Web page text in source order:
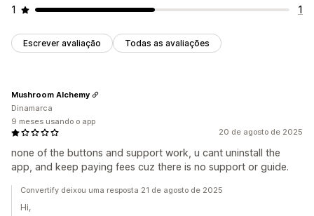
1
1
Escrever avaliação Todas as avaliações
20 de agosto de 2025
none of the buttons and support work, u cant uninstall the
app, and keep paying fees cuz there is no support or guide.
Mushroom Alchemy
Dinamarca
9 meses usando o app
Convertify deixou uma resposta 21 de agosto de 2025
Hi,